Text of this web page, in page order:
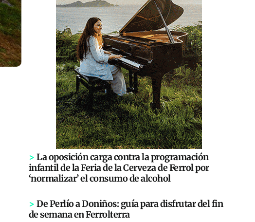
> La oposición carga contra la programación
infantil de la Feria de la Cerveza de Ferrol por
‘normalizar’ el consumo de alcohol
> De Perlío a Doniños: guía para disfrutar del fin
de semana en Ferrolterra